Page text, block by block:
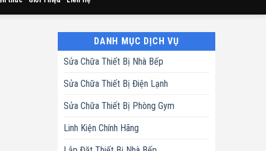
DANH MỤC DỊCH VỤ
Sửa Chữa Thiết Bị Nhà Bếp
Sửa Chữa Thiết Bị Điện Lạnh
Sửa Chữa Thiết Bị Phòng Gym
Linh Kiện Chính Hãng